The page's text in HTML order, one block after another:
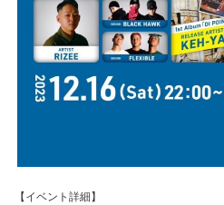
【イベント詳細】